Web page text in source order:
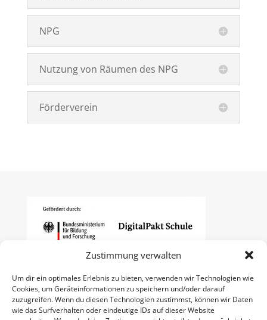
Zustimmung verwalten
Um dir ein optimales Erlebnis zu bieten, verwenden wir Technologien wie
Cookies, um Geräteinformationen zu speichern und/oder darauf
zuzugreifen. Wenn du diesen Technologien zustimmst, können wir Daten
wie das Surfverhalten oder eindeutige IDs auf dieser Website
NPG
Nutzung von Räumen des NPG
Förderverein